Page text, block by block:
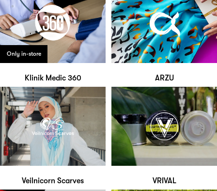
Only in-store
Klinik Medic 360 ARZU
Veilnicorn Scarves VRIVAL